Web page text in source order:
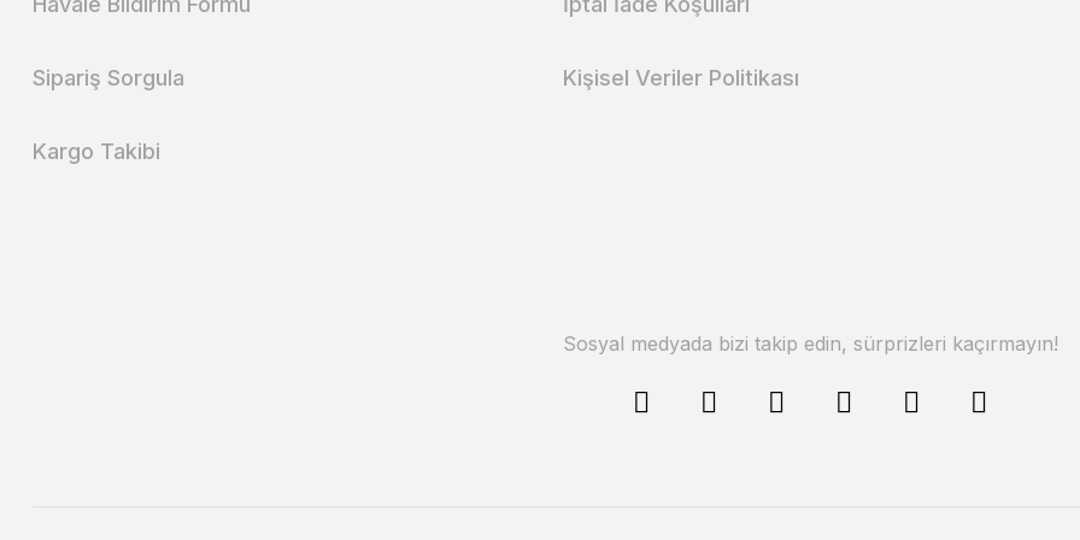
Sipariş Sorgula
Kargo Takibi
Kişisel Veriler Politikası
Sosyal medyada bizi takip edin, sürprizleri kaçırmayın!